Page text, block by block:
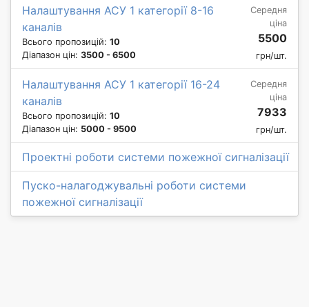
Налаштування АСУ 1 категорії 8-16
каналів
Всього пропозицій: 10
Діапазон цін: 3500 - 6500
Середня
ціна
5500
грн/шт.
Налаштування АСУ 1 категорії 16-24
каналів
Всього пропозицій: 10
Діапазон цін: 5000 - 9500
Середня
ціна
7933
грн/шт.
Проектні роботи системи пожежної сигналізації
Пуско-налагоджувальні роботи системи
пожежної сигналізації